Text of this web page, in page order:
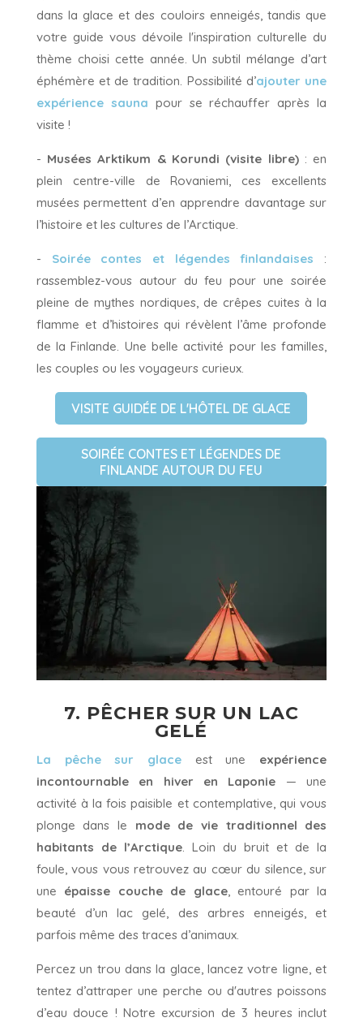
dans la glace et des couloirs enneigés, tandis que
votre guide vous dévoile l'inspiration culturelle du
thème choisi cette année. Un subtil mélange d’art
éphémère et de tradition. Possibilité d’ajouter une
expérience sauna pour se réchauffer après la
visite !
- Musées Arktikum & Korundi (visite libre): en
plein centre-ville de Rovaniemi, ces excellents
musées permettent d’en apprendre davantage sur
l’histoire et les cultures de l’Arctique.
- Soirée contes et légendes finlandaises :
rassemblez-vous autour du feu pour une soirée
pleine de mythes nordiques, de crêpes cuites à la
flamme et d’histoires qui révèlent l’âme profonde
de la Finlande. Une belle activité pour les familles,
les couples ou les voyageurs curieux.
VISITE GUIDÉE DE L'HÔTEL DE GLACE
SOIRÉE CONTES ET LÉGENDES DE
FINLANDE AUTOUR DU FEU
7. PÊCHER SUR UN LAC
GELÉ
La pêche sur glace est une expérience
incontournable en hiver en Laponie — une
activité à la fois paisible et contemplative, qui vous
plonge dans le mode de vie traditionnel des
habitants de l’Arctique. Loin du bruit et de la
foule, vous vous retrouvez au cœur du silence, sur
une épaisse couche de glace, entouré par la
beauté d’un lac gelé, des arbres enneigés, et
parfois même des traces d’animaux.
Percez un trou dans la glace, lancez votre ligne, et
tentez d’attraper une perche ou d'autres poissons
d’eau douce ! Notre excursion de 3 heures inclut